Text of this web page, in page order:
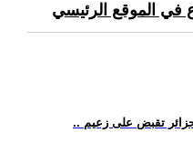
في الموقع الرئيسي
تقبض على زعيم